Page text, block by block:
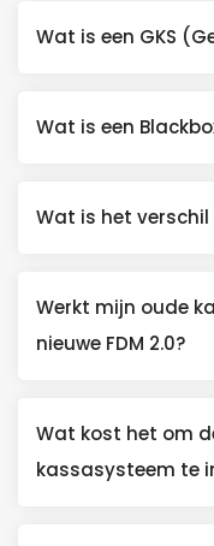
Wat is een GKS
Wat is een
Wat is het verschil
Werkt mijn oude
nieuwe FDM 2.0?
Wat kost het om
kassasysteem te